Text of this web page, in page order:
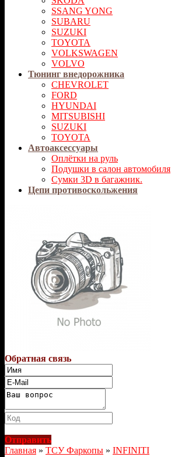
SSANG YONG
SUBARU
SUZUKI
TOYOTA
VOLKSWAGEN
VOLVO
Тюнинг внедорожника
CHEVROLET
FORD
HYUNDAI
MITSUBISHI
SUZUKI
TOYOTA
Автоаксессуары
Оплётки на руль
Подушки в салон автомобиля
Сумки 3D в багажник.
Цепи противоскольжения
Обратная связь
Отправить
Главная » ТСУ Фаркопы » INFINITI